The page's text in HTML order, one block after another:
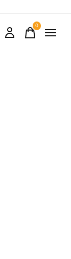
0items